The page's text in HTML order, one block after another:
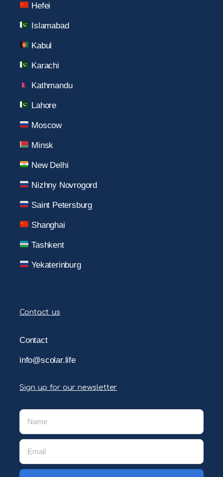
Hefei
Islamabad
Kabul
Karachi
Kathmandu
Lahore
Moscow
Minsk
New Delhi
Nizhny Novrogord
Saint Petersburg
Shanghai
Tashkent
Yekaterinburg
Contact us
Contact
info@scolar.life
Sign up for our newsletter